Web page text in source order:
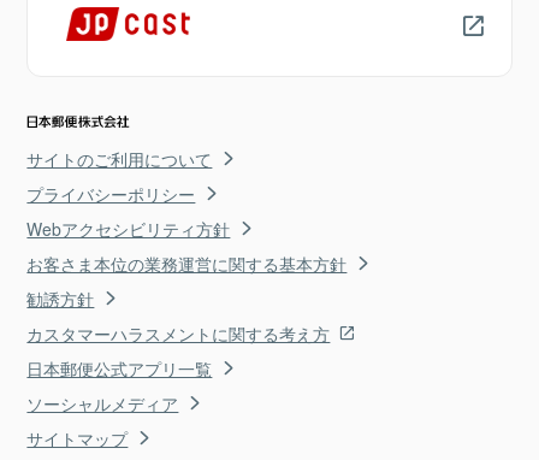
サイトのご利用について
プライバシーポリシー
Webアクセシビリティ方針
お客さま本位の業務運営に関する基本方針
勧誘方針
カスタマーハラスメントに関する考え方
日本郵便公式アプリ一覧
ソーシャルメディア
サイトマップ